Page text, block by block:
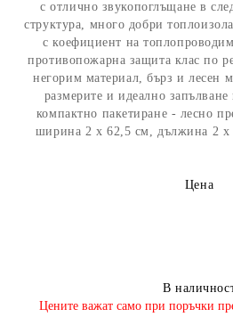
с отлично звукопоглъщане в
структура, много добри
с коефициент на
противопожарна защита клас по
негорим материал, бърз и лесен
размерите и идеално запълване
компактно пакетиране - лесно
ширина 2 х 62,5 см, дължина 2 х
Цена
В
​Цените важат само при поръчки